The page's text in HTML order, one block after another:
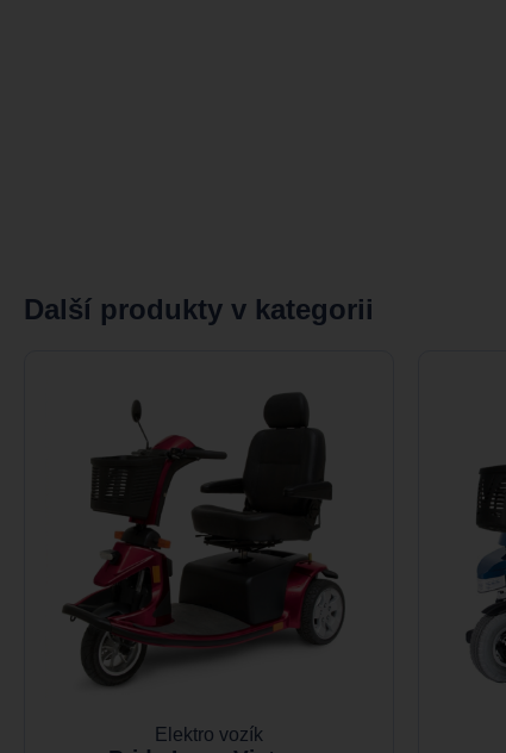
Další produkty v kategorii
Elektro vozík